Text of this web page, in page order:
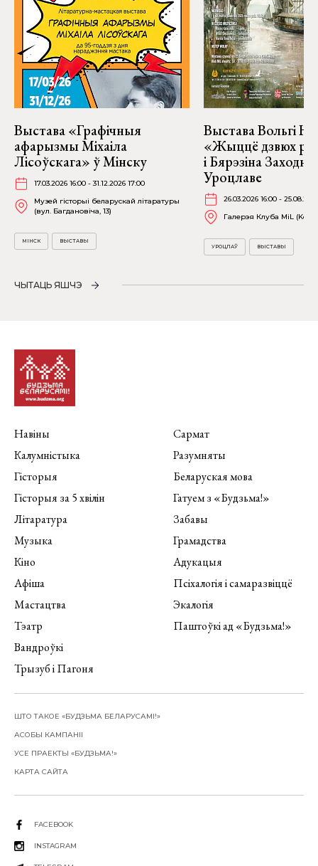
Выстава «Графічныя
афарызмы Міхаіла
Лісоўскага» ў Мінску
17.03.2026 16:00 - 31.12.2026 17:00
Музей гісторыі беларускай літаратуры
(вул. Багдановіча, 13)
МІНСК ВЫСТАВЫ
Выстава Вольгі
«Жыццё дзвюх
і Бярэзіна
Уроцлаве
26.03.2026 16:00 -
Галерэя Клуба MiL
УРОЦЛАЎ ВЫСТАВЫ
ЧЫТАЦЬ ЯШЧЭ
Навіны
Калумністыка
Гісторыя
Гісторыя за 5 хвілін
Літаратура
Музыка
Кіно
Афіша
Мастацтва
Тэатр
Вандроўкі
Трызуб і Пагоня
Сармат
Разумняты
Беларуская мова
Гатуем з «Будзьма!»
Забавы
Грамадства
Адукацыя
Псіхалогія і самаразвіццё
Экалогія
Паштоўкі ад «Будзьма!»
ШТО ТАКОЕ «БУДЗЬМА БЕЛАРУСАМІ!»
АСОБЫ КАМПАНІІ
УСЕ ПРАЕКТЫ «БУДЗЬМА!»
КАРТА САЙТА
FACEBOOK
INSTAGRAM